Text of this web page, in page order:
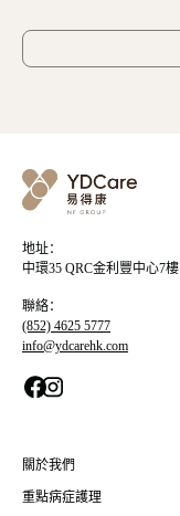
地址：
中環35 QRC金利豐中心7樓
聯絡：
(852) 4625 5777
info@ydcarehk.com
關於我們
重點病症護理